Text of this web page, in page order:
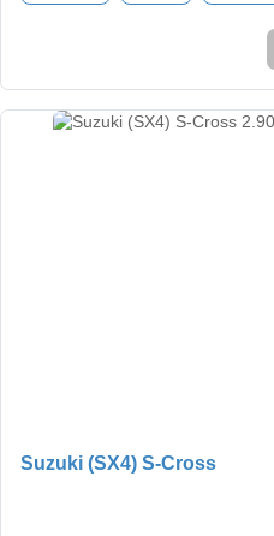
Suzuki (SX4) S-Cross